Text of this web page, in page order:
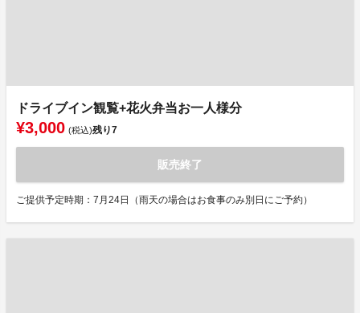
ドライブイン観覧+花火弁当お一人様分
¥3,000 (税込)残り7
販売終了
ご提供予定時期：7月24日（雨天の場合はお食事のみ別日にご予約）